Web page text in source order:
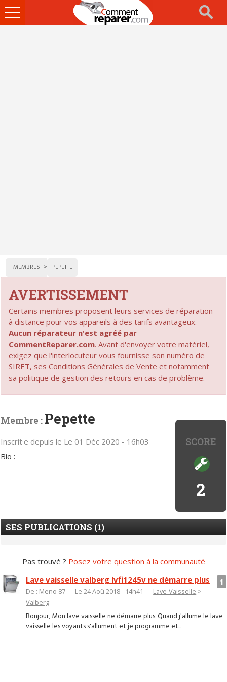
Ouvrir
le
MEMBRES PEPETTE
AVERTISSEMENT
Certains membres proposent leurs services de réparation
à distance pour vos appareils à des tarifs avantageux.
Aucun réparateur n'est agréé par
CommentReparer.com. Avant d'envoyer votre matériel,
exigez que l'interlocuteur vous fournisse son numéro de
SIRET, ses Conditions Générales de Vente et notamment
sa politique de gestion des retours en cas de problème.
SCORE
2
Membre : Pepette
Inscrit·e depuis le Le 01 Déc 2020 - 16h03
Bio :
SES PUBLICATIONS (1)
Pas trouvé ? Posez votre question à la communauté
1
Lave vaisselle valberg lvfi1245v ne démarre plus
De : Meno 87 — Le 24 Aoû 2018 - 14h41 — Lave-Vaisselle >
Valberg
Bonjour, Mon lave vaisselle ne démarre plus. Quand j'allume le lave
vaisselle les voyants s'allument et je programme et...